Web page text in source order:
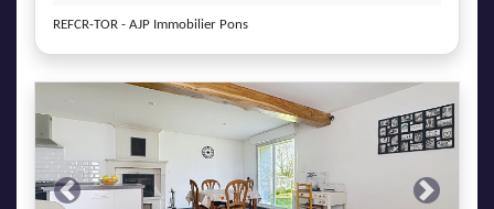
REFCR-TOR - AJP Immobilier Pons
Previous Next
Et si nous trouvions votre coup de cœur ?
Vous souhaitez